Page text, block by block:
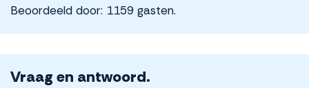
Beoordeeld door: 1159 gasten.
Vraag en antwoord.